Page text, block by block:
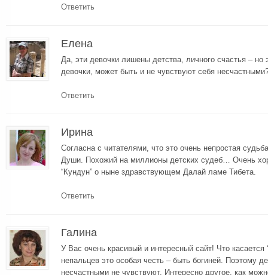
Ответить
Елена
Да, эти девочки лишены детства, личного счастья – но
девочки, может быть и не чувствуют себя
Ответить
Ирина
Согласна с читателями, что это очень непростая
Души. Похожий на миллионы детских судеб… Очень
“Кундун” о ныне здравствующем Далай ламе Тибета.
Ответить
Галина
У Вас очень красивый и интересный сайт! Что касается
непальцев это особая честь – быть богиней. Поэтому
несчастными не чувствуют. Интересно другое, как